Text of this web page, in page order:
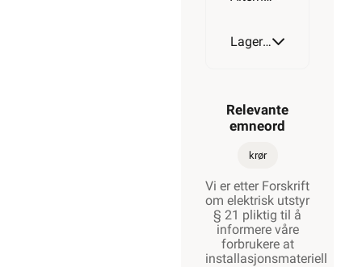
Lagerstatus
Relevante
emneord
krør
Vi er etter Forskrift
om elektrisk utstyr
§ 21 pliktig til å
informere våre
forbrukere at
installasjonsmateriell